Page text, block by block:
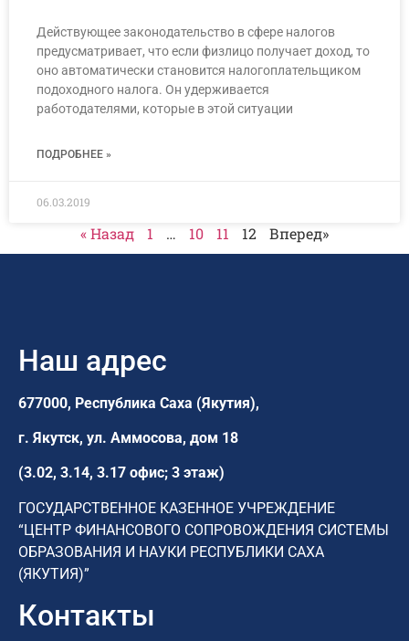
Действующее законодательство в сфере налогов
предусматривает, что если физлицо получает доход, то
оно автоматически становится налогоплательщиком
подоходного налога. Он удерживается
работодателями, которые в этой ситуации
ПОДРОБНЕЕ »
06.03.2019
« Назад 1 … 10 11 12 Вперед»
Наш адрес
677000, Республика Саха (Якутия),
г. Якутск, ул. Аммосова, дом 18
(3.02, 3.14, 3.17 офис; 3 этаж)
ГОСУДАРСТВЕННОЕ КАЗЕННОЕ УЧРЕЖДЕНИЕ
“ЦЕНТР ФИНАНСОВОГО СОПРОВОЖДЕНИЯ СИСТЕМЫ
ОБРАЗОВАНИЯ И НАУКИ РЕСПУБЛИКИ САХА
(ЯКУТИЯ)”
Контакты